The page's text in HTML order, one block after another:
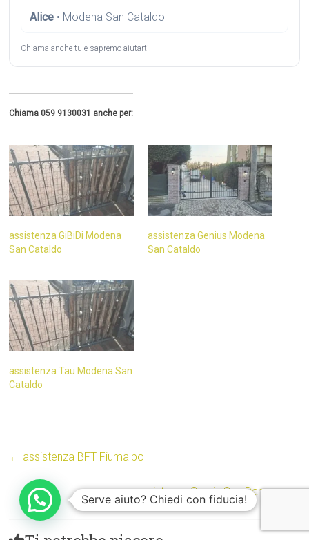
Alice • Modena San Cataldo
Chiama anche tu e sapremo aiutarti!
Chiama 059 9130031 anche per:
assistenza GiBiDi Modena
San Cataldo
assistenza Genius Modena
San Cataldo
assistenza Tau Modena San
Cataldo
← assistenza BFT Fiumalbo
assistenza Cardin San Damaso→
Serve aiuto? Chiedi con fiducia!